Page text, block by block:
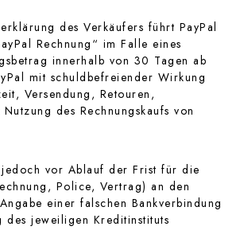
des Verkäufers führt PayPal
Rechnung“ im Falle eines
innerhalb von 30 Tagen ab
mit schuldbefreiender Wirkung
Versendung, Retouren,
des Rechnungskaufs von
jedoch vor Ablauf der Frist für die
Police, Vertrag) an den
einer falschen Bankverbindung
jeweiligen Kreditinstituts